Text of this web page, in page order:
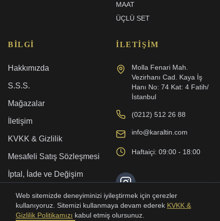
MAAT
ÜÇLÜ SET
BILGI
Hakkımızda
S.S.S.
Mağazalar
İletişim
KVKK & Gizlilik
Mesafeli Satış Sözleşmesi
İptal, İade ve Değişim
Kargo ve Teslimat
İLETIŞIM
Molla Fenari Mah.
Vezirhanı Cad. Kaya İş
Hanı No: 74 Kat: 4 Fatih/
İstanbul
(0212) 512 26 88
info@karaltin.com
Haftaiçi: 09:00 - 18:00
Web sitemizde deneyiminizi iyileştirmek için çerezler
kullanıyoruz. Sitemizi kullanmaya devam ederek KVKK &
Gizlilik Politikamızı kabul etmiş olursunuz.